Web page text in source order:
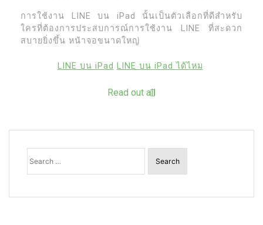
การใช้งาน LINE บน iPad นั้นเป็นตัวเลือกที่ดีสำหรับ
ใครที่ต้องการประสบการณ์การใช้งาน LINE ที่สะดวก
สบายยิ่งขึ้น หน้าจอขนาดใหญ่
LINE บน iPad LINE บน iPad ได้ไหม
Read out all
Search
for: